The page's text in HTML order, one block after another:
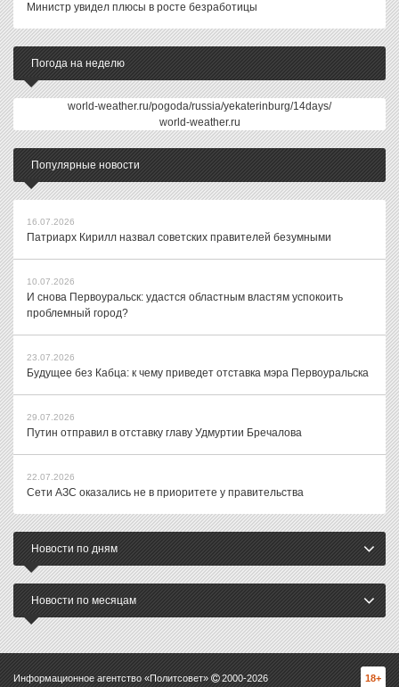
Министр увидел плюсы в росте безработицы
Погода на неделю
world-weather.ru/pogoda/russia/yekaterinburg/14days/
world-weather.ru
Популярные новости
16.07.2026
Патриарх Кирилл назвал советских правителей безумными
10.07.2026
И снова Первоуральск: удастся областным властям успокоить
проблемный город?
23.07.2026
Будущее без Кабца: к чему приведет отставка мэра Первоуральска
29.07.2026
Путин отправил в отставку главу Удмуртии Бречалова
22.07.2026
Сети АЗС оказались не в приоритете у правительства
Новости по дням
Новости по месяцам
Информационное агентство «Политсовет» 2000-2026 18+